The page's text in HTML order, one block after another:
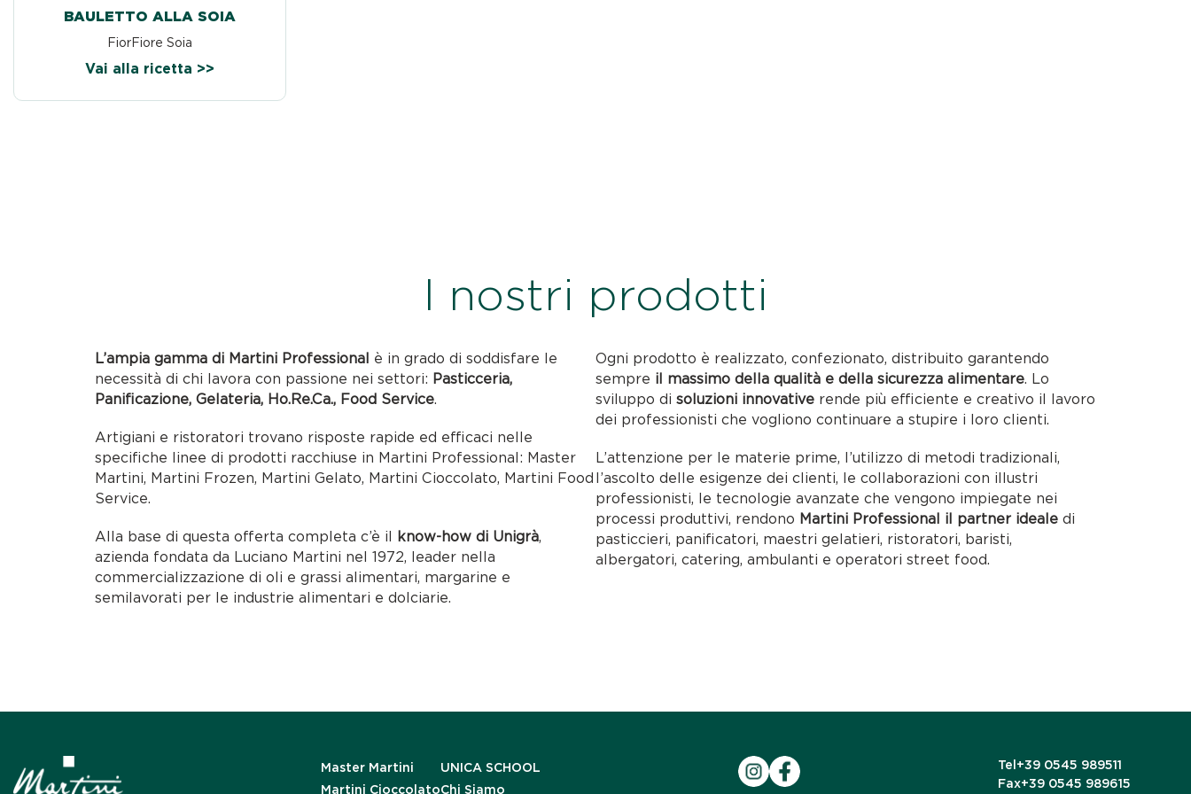
BAULETTO ALLA SOIA
FiorFiore Soia
Vai alla ricetta >>
I nostri prodotti
L’ampia gamma di Martini Professional è in grado di soddisfare le
necessità di chi lavora con passione nei settori: Pasticceria,
Panificazione, Gelateria, Ho.Re.Ca., Food Service.
Artigiani e ristoratori trovano risposte rapide ed efficaci nelle
specifiche linee di prodotti racchiuse in Martini Professional: Master
Martini, Martini Frozen, Martini Gelato, Martini Cioccolato, Martini Food
Service.
Alla base di questa offerta completa c’è il know-how di Unigrà,
azienda fondata da Luciano Martini nel 1972, leader nella
commercializzazione di oli e grassi alimentari, margarine e
semilavorati per le industrie alimentari e dolciarie.
Ogni prodotto è realizzato, confezionato, distribuito garantendo
sempre il massimo della qualità e della sicurezza alimentare. Lo
sviluppo di soluzioni innovative rende più efficiente e creativo il lavoro
dei professionisti che vogliono continuare a stupire i loro clienti.
L’attenzione per le materie prime, l’utilizzo di metodi tradizionali,
l’ascolto delle esigenze dei clienti, le collaborazioni con illustri
professionisti, le tecnologie avanzate che vengono impiegate nei
processi produttivi, rendono Martini Professional il partner ideale di
pasticcieri, panificatori, maestri gelatieri, ristoratori, baristi,
albergatori, catering, ambulanti e operatori street food.
Master Martini
Martini Cioccolato
UNICA SCHOOL
Chi Siamo
Tel +39 0545 989511
Fax+39 0545 989615